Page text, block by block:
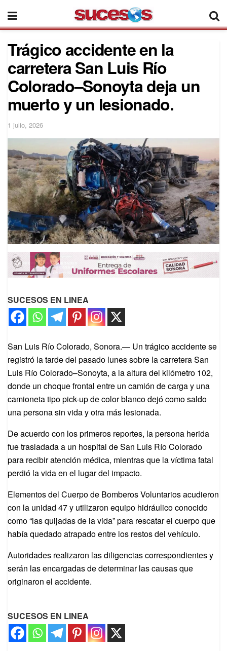
Trágico accidente en la
carretera San Luis Río
Colorado–Sonoyta deja un
muerto y un lesionado.
1 julio, 2026
SUCESOS EN LINEA
San Luis Río Colorado, Sonora.— Un trágico accidente se
registró la tarde del pasado lunes sobre la carretera San
Luis Río Colorado–Sonoyta, a la altura del kilómetro 102,
donde un choque frontal entre un camión de carga y una
camioneta tipo pick-up de color blanco dejó como saldo
una persona sin vida y otra más lesionada.
De acuerdo con los primeros reportes, la persona herida
fue trasladada a un hospital de San Luis Río Colorado
para recibir atención médica, mientras que la víctima fatal
perdió la vida en el lugar del impacto.
Elementos del Cuerpo de Bomberos Voluntarios acudieron
con la unidad 47 y utilizaron equipo hidráulico conocido
como “las quijadas de la vida” para rescatar el cuerpo que
había quedado atrapado entre los restos del vehículo.
Autoridades realizaron las diligencias correspondientes y
serán las encargadas de determinar las causas que
originaron el accidente.
SUCESOS EN LINEA